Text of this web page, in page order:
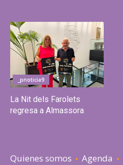
_pnoticia9
La Nit dels Farolets
regresa a Almassora
Quienes somos Agenda